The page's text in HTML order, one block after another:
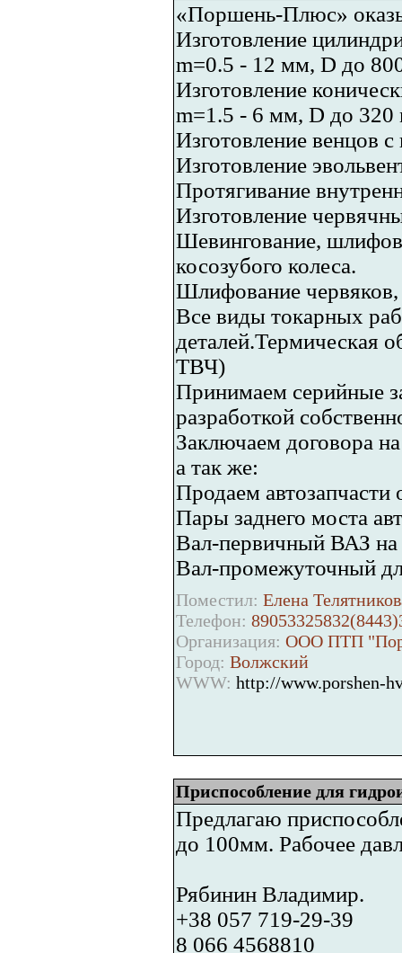
«Поршень-Плюс»
Изготовление
m=0.5 - 12 мм, D до
Изготовление
m=1.5 - 6 мм, D до 320
Изготовление венцов
Изготовление
Протягивание
Изготовление
Шевингование,
косозубого колеса.
Шлифование
Все виды токарных
деталей.Термическая
ТВЧ)
Принимаем серийные
разработкой
Заключаем договора
а так же:
Продаем автозапчасти
Пары заднего моста
Вал-первичный ВАЗ
Вал-промежуточный
Поместил: Елена
Телефон:
Организация: ООО ПТП
Город: Волжский
WWW: http://www.porshen-
Приспособление для
Предлагаю
до 100мм. Рабочее
Рябинин Владимир.
+38 057 719-29-39
8 066 4568810